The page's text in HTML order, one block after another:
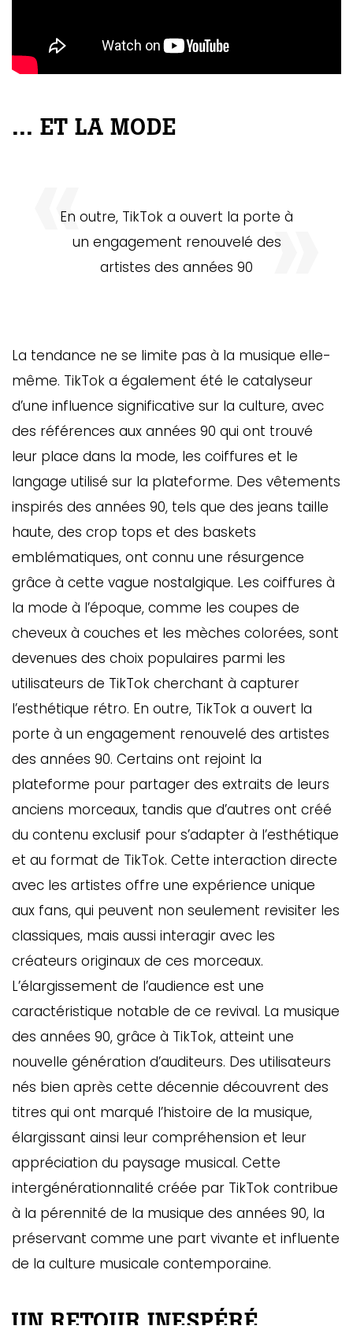
... ET LA MODE
En outre, TikTok a ouvert la porte à
un engagement renouvelé des
artistes des années 90
La tendance ne se limite pas à la musique elle-
même. TikTok a également été le catalyseur
d’une influence significative sur la culture, avec
des références aux années 90 qui ont trouvé
leur place dans la mode, les coiffures et le
langage utilisé sur la plateforme. Des vêtements
inspirés des années 90, tels que des jeans taille
haute, des crop tops et des baskets
emblématiques, ont connu une résurgence
grâce à cette vague nostalgique. Les coiffures à
la mode à l’époque, comme les coupes de
cheveux à couches et les mèches colorées, sont
devenues des choix populaires parmi les
utilisateurs de TikTok cherchant à capturer
l’esthétique rétro. En outre, TikTok a ouvert la
porte à un engagement renouvelé des artistes
des années 90. Certains ont rejoint la
plateforme pour partager des extraits de leurs
anciens morceaux, tandis que d’autres ont créé
du contenu exclusif pour s’adapter à l’esthétique
et au format de TikTok. Cette interaction directe
avec les artistes offre une expérience unique
aux fans, qui peuvent non seulement revisiter les
classiques, mais aussi interagir avec les
créateurs originaux de ces morceaux.
L’élargissement de l’audience est une
caractéristique notable de ce revival. La musique
des années 90, grâce à TikTok, atteint une
nouvelle génération d’auditeurs. Des utilisateurs
nés bien après cette décennie découvrent des
titres qui ont marqué l’histoire de la musique,
élargissant ainsi leur compréhension et leur
appréciation du paysage musical. Cette
intergénérationnalité créée par TikTok contribue
à la pérennité de la musique des années 90, la
préservant comme une part vivante et influente
de la culture musicale contemporaine.
UN RETOUR INESPÉRÉ